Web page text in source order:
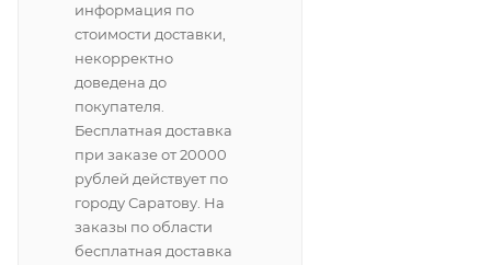
информация по
стоимости доставки,
некорректно
доведена до
покупателя.
Бесплатная доставка
при заказе от 20000
рублей действует по
городу Саратову. На
заказы по области
бесплатная доставка